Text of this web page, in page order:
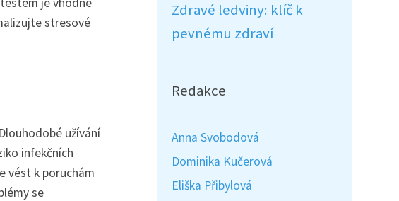
stresové
užívání
infekčních
vést k poruchám
se
Zdravé ledviny: klíč k
pevnému zdraví
Redakce
Anna Svobodová
Dominika Kučerová
Eliška Přibylová